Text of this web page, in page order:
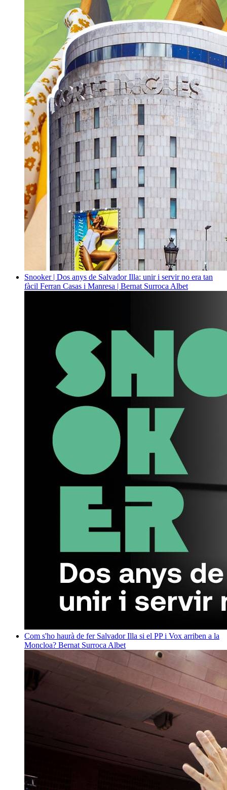
Snooker | Dos anys de Salvador Illa: unir i servir no era tan
fàcil Ferran Casas i Manresa | Bernat Surroca Albet
Com s'ho haurà de fer Salvador Illa si el PP i Vox arriben a la
Moncloa? Bernat Surroca Albet